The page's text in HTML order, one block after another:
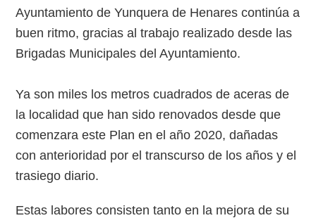
Ayuntamiento de Yunquera de Henares continúa a
buen ritmo, gracias al trabajo realizado desde las
Brigadas Municipales del Ayuntamiento.
Ya son miles los metros cuadrados de aceras de
la localidad que han sido renovados desde que
comenzara este Plan en el año 2020, dañadas
con anterioridad por el transcurso de los años y el
trasiego diario.
Estas labores consisten tanto en la mejora de su